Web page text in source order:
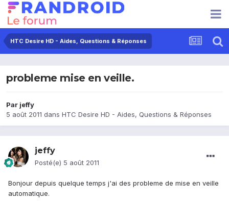
HTC Desire HD - Aides, Questions & Réponses
probleme mise en veille.
Par jeffy
5 août 2011 dans HTC Desire HD - Aides, Questions & Réponses
jeffy
Posté(e) 5 août 2011
Bonjour depuis quelque temps j'ai des probleme de mise en veille
automatique.